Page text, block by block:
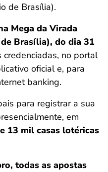
de Brasília).
Mega da Virada
Brasília), do dia 31
credenciadas, no portal
oficial e, para
banking.
para registrar a sua
em
13 mil casas lotéricas
todas as apostas